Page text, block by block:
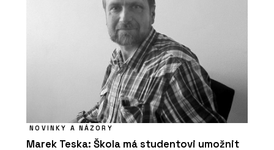
NOVINKY A NÁZORY
Marek Teska: Škola má studentovi umožnit